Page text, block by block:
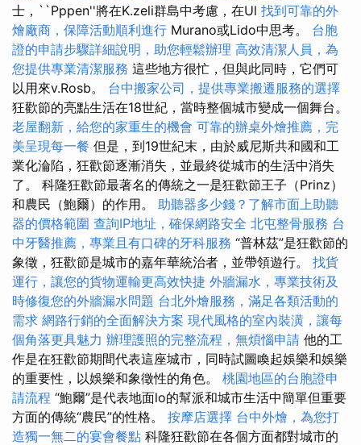
士，``Pppen''將在K.zeli群島中考慮，在Ul 找到可靠的外
燴廠商，保障活動順利進行 Murano或Lido中思考。 台胞
證的申請步驟詳細說明，助您輕鬆辦理 高效清潔人員，為
您提供專業清潔服務 這些地方很忙，但與此同時，它們可
以用來v.Rosb。 台中搬家公司，提供專業搬遷服務的選擇
狂歡節的亮點生活在18世紀，當時整個城市變成一個舞台。
老屋翻新，給您的家重生的機會 可靠的辦桌外燴推薦，完
美呈現每一餐 但是，到19世紀末，由於威尼斯共和國和工
業化淪陷，狂歡節逐漸消失，並最終從城市的生活中消失
了。 科隆狂歡節最著名的傳統之一是狂歡節王子（Prinz）
和農民（鮑爾）的作用。 助聽器多少錢？了解市面上助聽
器的價格範圍 查詢IP地址，確保網路安全 北屯整骨服務 台
中牙醫推薦，專業且有口碑的牙科服務 “普林茲”是狂歡節的
象徵，狂歡節是城市的嘉年華統治者，並帶領遊行。 找貨
運行，讓您的貨物運輸更高效快捷 外牆漏水，專業技術及
時修復您的外牆漏水問題 台北外燴服務，滿足各類活動的
需求 網路行銷的全面解決方案 現代風格的室內裝潢，讓每
個角落更具魅力 辦理護照的完整流程，無煩惱申請 他的工
作是在狂歡節期間代表這座城市，同時試圖喚起娛樂和娛樂
的重要性，以娛樂和象徵性的角色。 桃園地區的台胞證申
請流程 “鮑爾”是代表地面lo的幫派和城市生活中簡單但重要
方面的傳統“農民”的性格。 按摩店選擇 台中外燴，為您打
造獨一無二的宴會餐點 科隆狂歡節在各個方面都對城市的